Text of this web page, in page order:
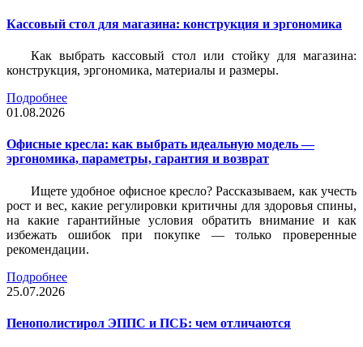
Кассовый стол для магазина: конструкция и эргономика
Как выбрать кассовый стол или стойку для магазина:
конструкция, эргономика, материалы и размеры.
Подробнее
01.08.2026
Офисные кресла: как выбрать идеальную модель —
эргономика, параметры, гарантия и возврат
Ищете удобное офисное кресло? Рассказываем, как учесть
рост и вес, какие регулировки критичны для здоровья спины,
на какие гарантийные условия обратить внимание и как
избежать ошибок при покупке — только проверенные
рекомендации.
Подробнее
25.07.2026
Пенополистирол ЭППС и ПСБ: чем отличаются